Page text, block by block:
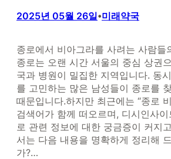
2025년 05월 26일•미래약국
종로에서 비아그라를 사려는 사람들
종로는 오랜 시간 서울의 중심 상권
국과 병원이 밀집한 지역입니다. 동
를 고민하는 많은 남성들이 종로를
때문입니다.하지만 최근에는 “종로
검색어가 함께 떠오르며, 디시인사
로 관련 정보에 대한 궁금증이 커지
서는 다음 내용을 명확하게 정리해
가?…